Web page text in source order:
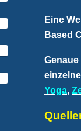
Eine
Based
Yoga,